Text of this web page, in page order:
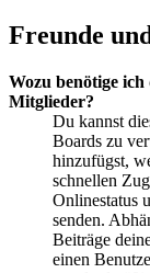
Freunde
Wozu benötige
Mitglieder?
Du kannst
Boards zu
hinzufügst,
schnellen
Onlinestatus
senden.
Beiträge
einen